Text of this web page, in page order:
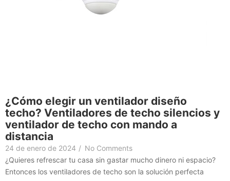
¿Cómo elegir un ventilador diseño
techo? Ventiladores de techo silencios y
ventilador de techo con mando a
distancia
24 de enero de 2024 / No Comments
¿Quieres refrescar tu casa sin gastar mucho dinero ni espacio?
Entonces los ventiladores de techo son la solución perfecta